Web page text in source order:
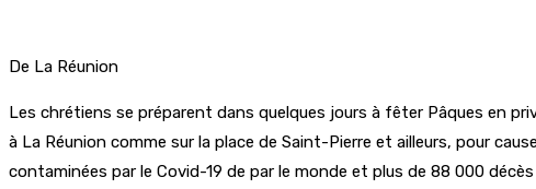
De La Réunion
Les chrétiens se préparent dans quelques jours à fêter Pâques en
à La Réunion comme sur la place de Saint-Pierre et ailleurs, pour
contaminées par le Covid-19 de par le monde et plus de 88 000